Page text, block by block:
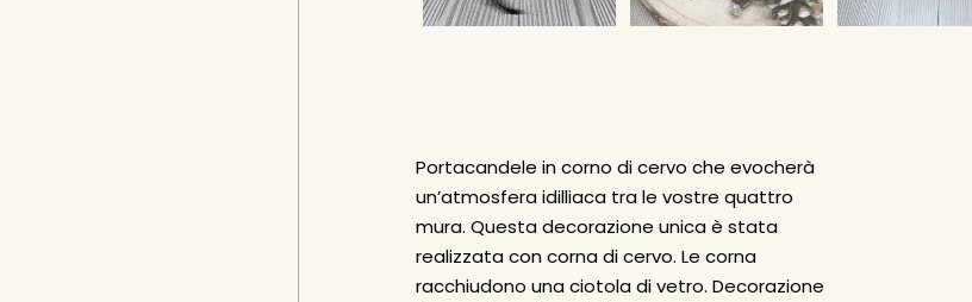
Portacandele in corno di cervo che evocherà
un’atmosfera idilliaca tra le vostre quattro
mura. Questa decorazione unica è stata
realizzata con corna di cervo. Le corna
racchiudono una ciotola di vetro. Decorazione